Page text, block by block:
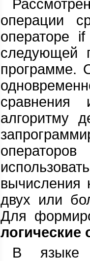
операции
операторе
следующей
программе.
сравнения
алгоритму
вычисления
двух или
Для
логические
В языке